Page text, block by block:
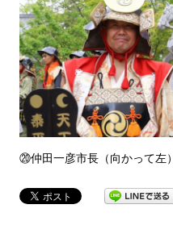
⑳仲田一彦市長（向かって左）